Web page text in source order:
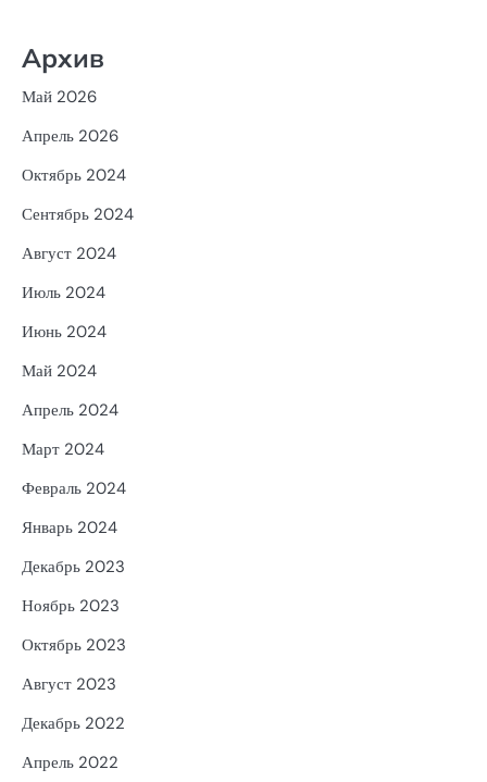
Архив
Май 2026
Апрель 2026
Октябрь 2024
Сентябрь 2024
Август 2024
Июль 2024
Июнь 2024
Май 2024
Апрель 2024
Март 2024
Февраль 2024
Январь 2024
Декабрь 2023
Ноябрь 2023
Октябрь 2023
Август 2023
Декабрь 2022
Апрель 2022